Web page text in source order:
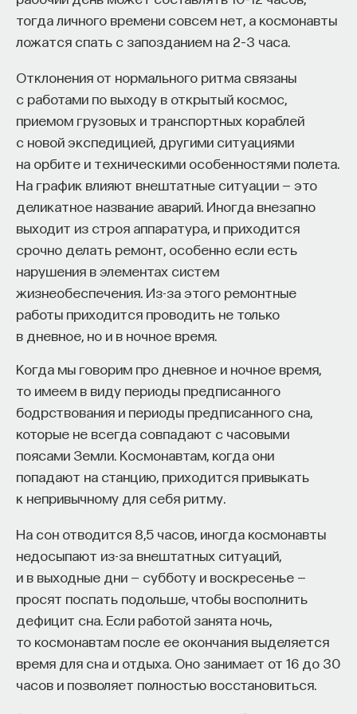
тогда личного времени совсем нет, а космонавты
ложатся спать с запозданием на 2–3 часа.
Отклонения от нормального ритма связаны
с работами по выходу в открытый космос,
приемом грузовых и транспортных кораблей
с новой экспедицией, другими ситуациями
на орбите и техническими особенностями полета.
На график влияют внештатные ситуации — это
деликатное название аварий. Иногда внезапно
выходит из строя аппаратура, и приходится
срочно делать ремонт, особенно если есть
нарушения в элементах систем
жизнеобеспечения. Из-за этого ремонтные
работы приходится проводить не только
в дневное, но и в ночное время.
Когда мы говорим про дневное и ночное время,
то имеем в виду периоды предписанного
бодрствования и периоды предписанного сна,
которые не всегда совпадают с часовыми
поясами Земли. Космонавтам, когда они
попадают на станцию, приходится привыкать
к непривычному для себя ритму.
На сон отводится 8,5 часов, иногда космонавты
недосыпают из-за внештатных ситуаций,
и в выходные дни — субботу и воскресенье —
просят поспать подольше, чтобы восполнить
дефицит сна. Если работой занята ночь,
то космонавтам после ее окончания выделяется
время для сна и отдыха. Оно занимает от 16 до 30
часов и позволяет полностью восстановиться.
вы занимаетесь биоинформатикой, молекулярной
биологией, ИИ или другими наукоемкими
дисциплинами, проект поможет вам найти место
Как стать участником:
Заполнить анкету кандидата
Посмотреть текущие вакансии
Образование работает дольше,
чем кажется
«Тема кажется простой: мы определяем цели,
движемся к ним — и дальше все должно
работать. Но в реальности с целеполаганием все
намного сложнее. Проблема не только
во временном разрыве, когда результат должен
проявиться через несколько лет. Ключевой
эффект образования не раскрывается в тот
момент, когда выпускник выходит на работу, —
тогда все только начинается. Дальше человек
адаптируется и еще много лет пользуется тем,
что получил в университете. Если задуматься, как
долго он опирается на свое первое образование,
речь идет не о нескольких годах,
У университета четыре цели
«Мы выделили четыре идеологии образования.
Первая — развитие и трансляция
дисциплинарного знания, где в центре находится
само знание, а не человек и не рынок труда.
Вторая — формирование определенного типа
уровень сознания у животных не приходится,
и считалось, что в процессе эволюции психики
интеллекта, а стадии сознания достигает только
человек (Леонтьев, 1952).
В то же время, по определению психофизиолога
Владимира Николаевича Соколова (1997), сознание
представляет собой «специфическое состояние
мозга, позволяющее осуществлять
совокупность важнейших когнитивных
процессов — ощущение и восприятие, память,
воображение и мышление».
Некоторые философы (Мамардашвили,
Пятигорский, 1982) также подчеркивают, что
«сознание не есть один из психических
процессов, но оно есть уровень, на котором
синтезируются все конкретные психические
процессы, которые на этом уровне уже
не являются самими собой, так как на этом
уровне они относятся к сознанию».
Напомним также весьма распространенную
точку зрения, которой придерживается ряд
ученых, в том числе Нобелевский лауреат Дж.
Эдельман и Л. В. Крушинский. Эти авторы считают,
что сознание — это "то, что мы теряем
в состоянии сна без сновидений, при глубоком
наркозе или в коме, и то, что к нам возвращается
после прекращения этих состояний». При таком
понимании феномена сознания становится
возможным искать его проявления и у животных